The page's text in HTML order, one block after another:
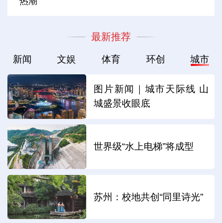
最新推荐
新闻 文娱 体育 环创 城市
图片新闻｜城市天际线 山
城盛景收眼底
世界级“水上电梯”将成型
苏州：校地共创“同里诗光”